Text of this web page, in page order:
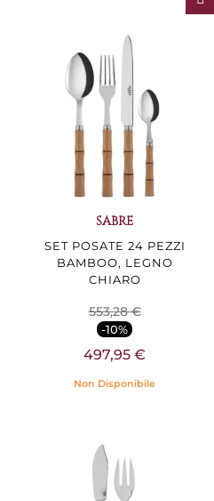
SABRE
SET POSATE 24 PEZZI
BAMBOO, LEGNO
CHIARO
553,28 €
-10%
497,95 €
Non Disponibile